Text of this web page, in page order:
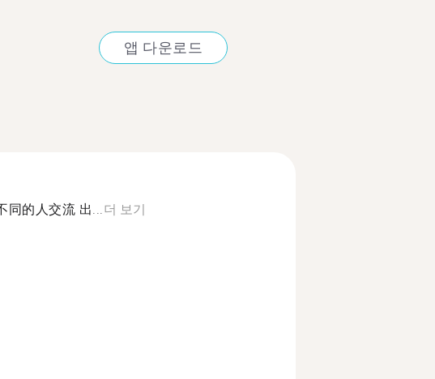
앱 다운로드
的人交流 出... 더 보기